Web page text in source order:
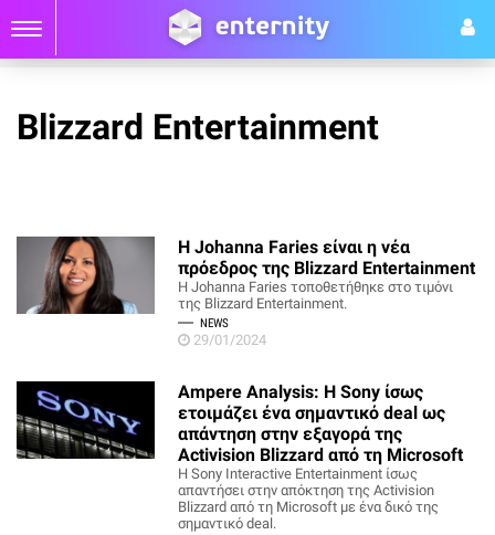
Blizzard Entertainment
Η Johanna Faries είναι η νέα
πρόεδρος της Blizzard Entertainment
H Johanna Faries τοποθετήθηκε στο τιμόνι
της Blizzard Entertainment.
NEWS
29/01/2024
Ampere Analysis: Η Sony ίσως
ετοιμάζει ένα σημαντικό deal ως
απάντηση στην εξαγορά της
Activision Blizzard από τη Microsoft
Η Sony Interactive Entertainment ίσως
απαντήσει στην απόκτηση της Activision
Blizzard από τη Microsoft με ένα δικό της
σημαντικό deal.